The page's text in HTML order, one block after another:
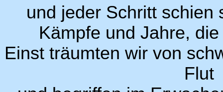
und jeder Schritt schien
Kämpfe und Jahre,
Einst träumten wir von
Flut